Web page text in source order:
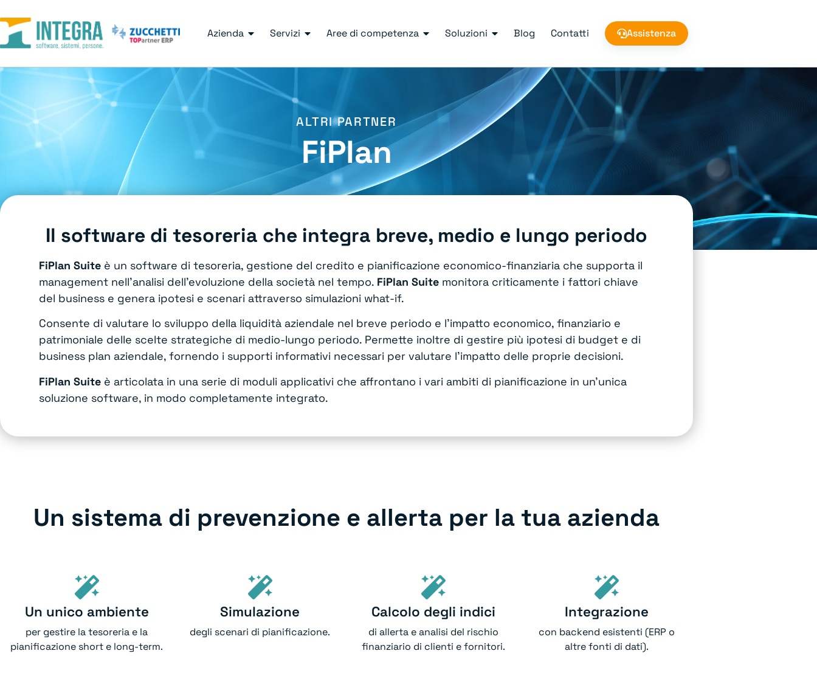
Azienda Servizi Aree di competenza Soluzioni Blog Contatti Assistenza
ALTRI PARTNER
FiPlan
Il software di tesoreria che integra breve, medio e lungo periodo
FiPlan Suite è un software di tesoreria, gestione del credito e pianificazione economico-finanziaria che supporta il
management nell’analisi dell’evoluzione della società nel tempo. FiPlan Suite monitora criticamente i fattori chiave
del business e genera ipotesi e scenari attraverso simulazioni what-if.
Consente di valutare lo sviluppo della liquidità aziendale nel breve periodo e l’impatto economico, finanziario e
patrimoniale delle scelte strategiche di medio-lungo periodo. Permette inoltre di gestire più ipotesi di budget e di
business plan aziendale, fornendo i supporti informativi necessari per valutare l’impatto delle proprie decisioni.
FiPlan Suite è articolata in una serie di moduli applicativi che affrontano i vari ambiti di pianificazione in un’unica
soluzione software, in modo completamente integrato.
Un sistema di prevenzione e allerta per la tua azienda
Un unico ambiente
per gestire la tesoreria e la
pianificazione short e long-term.
Simulazione
degli scenari di pianificazione.
Calcolo degli indici
di allerta e analisi del rischio
finanziario di clienti e fornitori.
Integrazione
con backend esistenti (ERP o
altre fonti di dati).